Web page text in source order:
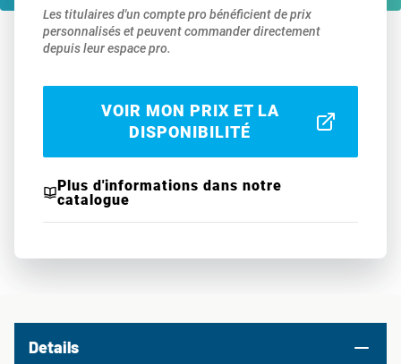
Les titulaires d'un compte pro bénéficient de prix
personnalisés et peuvent commander directement
depuis leur espace pro.
VOIR MON PRIX ET LA
DISPONIBILITÉ
Plus d'informations dans notre
catalogue
Details